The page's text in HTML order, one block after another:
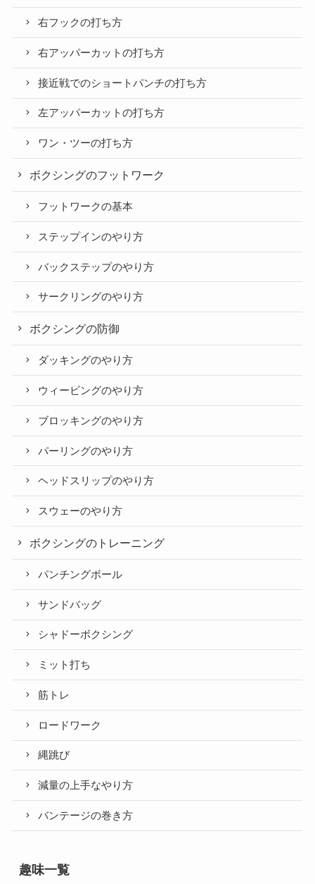
右フックの打ち方
右アッパーカットの打ち方
接近戦でのショートパンチの打ち方
左アッパーカットの打ち方
ワン・ツーの打ち方
ボクシングのフットワーク
フットワークの基本
ステップインのやり方
バックステップのやり方
サークリングのやり方
ボクシングの防御
ダッキングのやり方
ウィービングのやり方
ブロッキングのやり方
パーリングのやり方
ヘッドスリップのやり方
スウェーのやり方
ボクシングのトレーニング
パンチングボール
サンドバッグ
シャドーボクシング
ミット打ち
筋トレ
ロードワーク
縄跳び
減量の上手なやり方
バンテージの巻き方
趣味一覧